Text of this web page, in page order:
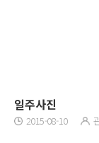
일주사진
2015-08-10